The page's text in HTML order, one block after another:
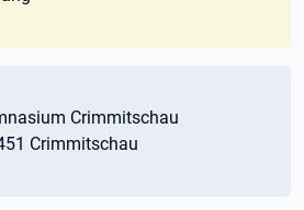
Crimmitschau
Crimmitschau